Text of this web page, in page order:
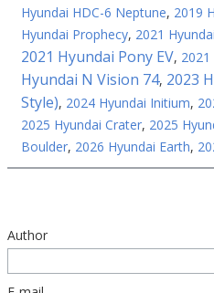
Hyundai HDC-6 Neptune, 2019
Hyundai Prophecy, 2021
2021 Hyundai Pony EV, 2021
Hyundai N Vision 74, 2023
Style), 2024 Hyundai Initium,
2025 Hyundai Crater, 2025
Boulder, 2026 Hyundai Earth,
Author